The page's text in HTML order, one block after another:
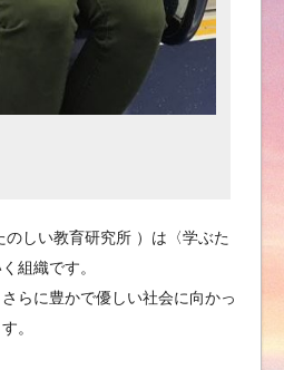
しい教育研究所 ）は〈学ぶた
組織です。
らに豊かで優しい社会に向かっ
。